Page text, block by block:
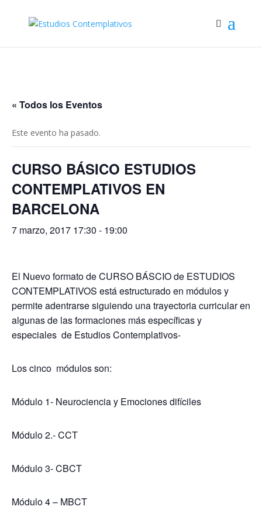
« Todos los Eventos
Este evento ha pasado.
CURSO BÁSICO ESTUDIOS
CONTEMPLATIVOS EN
BARCELONA
7 marzo, 2017 17:30 - 19:00
El Nuevo formato de CURSO BÁSCIO de ESTUDIOS
CONTEMPLATIVOS está estructurado en módulos y
permite adentrarse siguiendo una trayectoria curricular en
algunas de las formaciones más específicas y
especiales de Estudios Contemplativos-
Los cinco módulos son:
Módulo 1- Neurociencia y Emociones difíciles
Módulo 2.- CCT
Módulo 3- CBCT
Módulo 4 – MBCT